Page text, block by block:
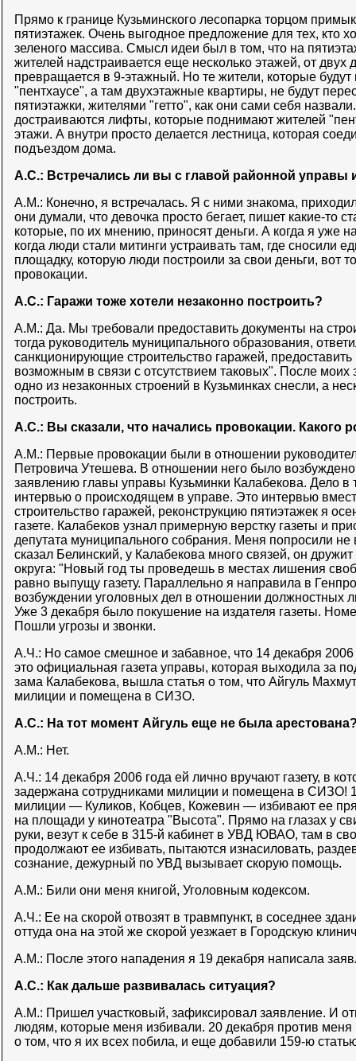
Прямо к границе Кузьминского лесопарка торцом
пятиэтажек. Очень выгодное предложение для тех, кто
зеленого массива. Смысл идеи был в том, что на
жителей надстраивается еще несколько этажей, от двух
превращается в 9-этажный. Но те жители, которые будут
"пентхаусе", а там двухэтажные квартиры, не будут
пятиэтажки, жителями "гетто", как они сами себя
достраиваются лифты, которые поднимают жителей
этажи. А внутри просто делается лестница, которая
подъездом дома.
А.С.: Встречались ли вы с главой районной управы
А.М.: Конечно, я встречалась. Я с ними знакома,
они думали, что девочка просто бегает, пишет какие-то
которые, по их мнению, приносят деньги. А когда я уже
когда люди стали митинги устраивать там, где сносили
площадку, которую люди построили за свои деньги, вот
провокации.
А.С.: Гаражи тоже хотели незаконно построить?
А.М.: Да. Мы требовали предоставить документы на
тогда руководитель муниципального образования,
санкционирующие строительство гаражей, предоставить
возможным в связи с отсутствием таковых". После моих
одно из незаконных строений в Кузьминках снесли, а
построить.
А.С.: Вы сказали, что начались провокации. Какого
А.М.: Первые провокации были в отношении
Петровича Утешева. В отношении него было
заявлению главы управы Кузьминки Калабекова. Дело
интервью о происходящем в управе. Это интервью
строительство гаражей, реконструкцию пятиэтажек я
газете. Калабеков узнал примерную верстку газеты и
депутата муниципального собрания. Меня попросили не
сказал Белинский, у Калабекова много связей, он
округа: "Новый год ты проведешь в местах лишения
равно выпущу газету. Параллельно я направила в
возбуждении уголовных дел в отношении должностных
Уже 3 декабря было покушение на издателя газеты.
Пошли угрозы и звонки.
А.Ч.: Но самое смешное и забавное, что 14 декабря 2006
это официальная газета управы, которая выходила за
зама Калабекова, вышла статья о том, что Айгуль
милиции и помещена в СИЗО.
А.С.: На тот момент Айгуль еще не была
А.М.: Нет.
А.Ч.: 14 декабря 2006 года ей лично вручают газету, в
задержана сотрудниками милиции и помещена в СИЗО!
милиции — Куликов, Кобцев, Кожевин — избивают ее
на площади у кинотеатра "Высота". Прямо на глазах у
руки, везут к себе в 315-й кабинет в УВД ЮВАО, там в
продолжают ее избивать, пытаются изнасиловать,
сознание, дежурный по УВД вызывает скорую помощь.
А.М.: Били они меня книгой, Уголовным кодексом.
А.Ч.: Ее на скорой отвозят в травмпункт, в соседнее
оттуда она на этой же скорой уезжает в Городскую
А.М.: После этого нападения я 19 декабря написала
А.С.: Как дальше развивалась ситуация?
А.М.: Пришел участковый, зафиксировал заявление. И
людям, которые меня избивали. 20 декабря против меня
о том, что я их всех побила, и еще добавили 159-ю